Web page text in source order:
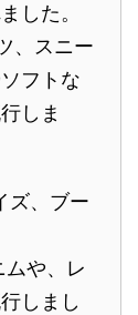
した。
、スニー
フトな
しま
ズ、ブー
ムや、レ
しまし